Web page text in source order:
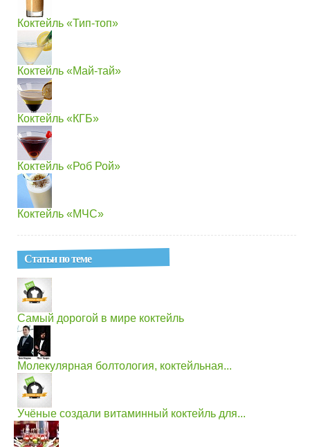
Коктейль «Тип-топ»
Коктейль «Май-тай»
Коктейль «КГБ»
Коктейль «Роб Рой»
Коктейль «МЧС»
Статьи по теме
Самый дорогой в мире коктейль
Молекулярная болтология, коктейльная...
Учёные создали витаминный коктейль для...